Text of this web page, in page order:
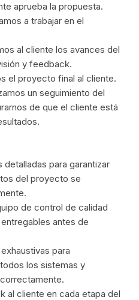
aprueba la propuesta.
a trabajar en el
al cliente los avances del
y feedback.
el proyecto final al cliente.
un seguimiento del
de que el cliente está
para garantizar
del proyecto se
de control de calidad
antes de
para
los sistemas y
al cliente en cada etapa del